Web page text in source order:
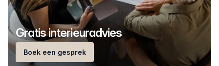
Gratis interieuradvies
Boek een gesprek